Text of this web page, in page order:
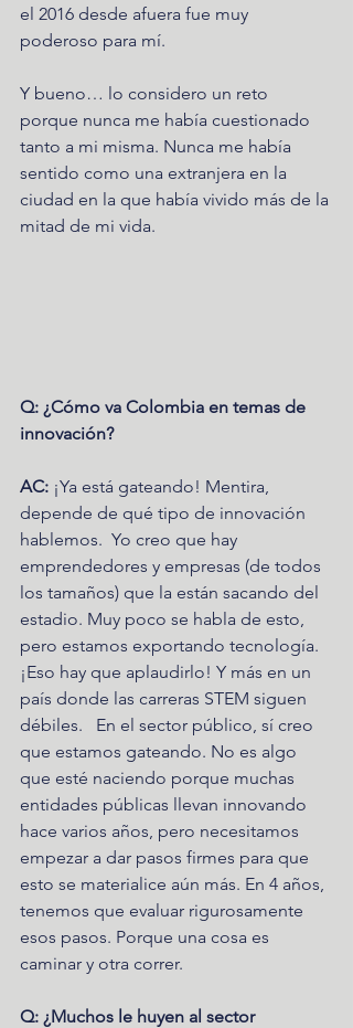
el 2016 desde afuera fue muy
poderoso para mí.
Y bueno… lo considero un reto
porque nunca me había cuestionado
tanto a mi misma. Nunca me había
sentido como una extranjera en la
ciudad en la que había vivido más de la
mitad de mi vida.
Q: ¿Cómo va Colombia en temas de
innovación?
AC: ¡Ya está gateando! Mentira,
depende de qué tipo de innovación
hablemos.  Yo creo que hay
emprendedores y empresas (de todos
los tamaños) que la están sacando del
estadio. Muy poco se habla de esto,
pero estamos exportando tecnología.
¡Eso hay que aplaudirlo! Y más en un
país donde las carreras STEM siguen
débiles.   En el sector público, sí creo
que estamos gateando. No es algo
que esté naciendo porque muchas
entidades públicas llevan innovando
hace varios años, pero necesitamos
empezar a dar pasos firmes para que
esto se materialice aún más. En 4 años,
tenemos que evaluar rigurosamente
esos pasos. Porque una cosa es
caminar y otra correr.
Q: ¿Muchos le huyen al sector